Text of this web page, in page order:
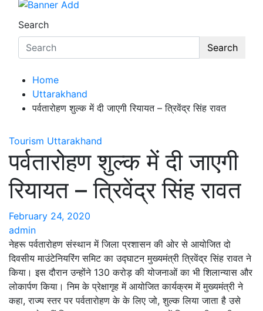
Search
Search
Home
Uttarakhand
पर्वतारोहण शुल्क में दी जाएगी रियायत – त्रिवेंद्र सिंह रावत
Tourism Uttarakhand
पर्वतारोहण शुल्क में दी जाएगी
रियायत – त्रिवेंद्र सिंह रावत
February 24, 2020
admin
नेहरू पर्वतारोहण संस्थान में जिला प्रशासन की ओर से आयोजित दो
दिवसीय माउंटेनियरिंग समिट का उद्घाटन मुख्यमंत्री त्रिवेंद्र सिंह रावत ने
किया। इस दौरान उन्होंने 130 करोड़ की योजनाओं का भी शिलान्यास और
लोकार्पण किया। निम के प्रेक्षागृह में आयोजित कार्यक्रम में मुख्यमंत्री ने
कहा, राज्य स्तर पर पर्वतारोहण के के लिए जो, शुल्क लिया जाता है उसे